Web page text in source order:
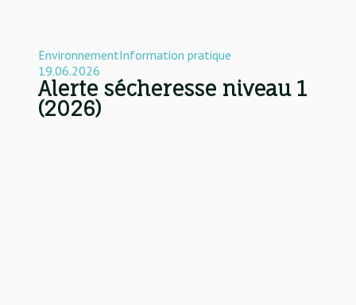
EnvironnementInformation pratique
19.06.2026
Alerte sécheresse niveau 1
(2026)